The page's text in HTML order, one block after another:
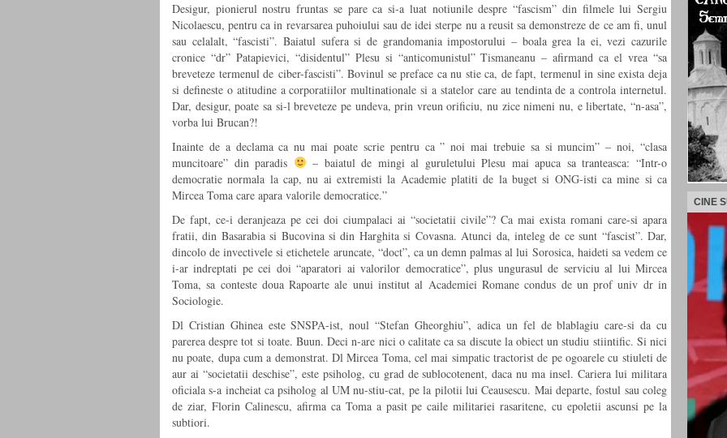
Desigur, pionierul nostru fruntas se pare ca si-a luat notiunile despre “fascism” din filmele lui Sergiu
Nicolaescu, pentru ca in revarsarea puhoiului sau de idei sterpe nu a reusit sa demonstreze de ce am fi, unul
sau celalalt, “fascisti”. Baiatul sufera si de grandomania impostorului – boala grea la ei, vezi cazurile
cronice “dr” Patapievici, “disidentul” Plesu si “anticomunistul” Tismaneanu – afirmand ca el vrea “sa
breveteze termenul de ciber-fascisti”. Bovinul se preface ca nu stie ca, de fapt, termenul in sine exista deja
si defineste o atitudine a corporatiilor multinationale si a statelor care au tendinta de a controla internetul.
Dar, desigur, poate sa si-l breveteze pe undeva, prin vreun orificiu, nu zice nimeni nu, e libertate, “n-asa”,
vorba lui Brucan?!
Inainte de a declama ca nu mai poate scrie pentru ca ” noi mai trebuie sa si muncim” – noi, “clasa
muncitoare” din paradis
– baiatul de mingi al guruletului Plesu mai apuca sa tranteasca: “Intr-o
democratie normala la cap, nu ai extremisti la Academie platiti de la buget si ONG-isti ca mine si ca
Mircea Toma care apara valorile democratice.”
De fapt, ce-i deranjeaza pe cei doi ciumpalaci ai “societatii civile”? Ca mai exista romani care-si apara
fratii, din Basarabia si Bucovina si din Harghita si Covasna. Atunci da, inteleg de ce sunt “fascist”. Dar,
dincolo de invectivele si etichetele aruncate, “doct”, ca un demn palmas al lui Sorosica, haideti sa vedem ce
i-ar indreptati pe cei doi “aparatori ai valorilor democratice”, plus ungurasul de serviciu al lui Mircea
Toma, sa conteste doua Rapoarte ale unui institut al Academiei Romane condus de un prof univ dr in
Sociologie.
Dl Cristian Ghinea este SNSPA-ist, noul “Stefan Gheorghiu”, adica un fel de blablagiu care-si da cu
parerea despre tot si toate. Buun. Deci n-are nici o calitate ca sa discute la obiect un studiu stiintific. Si nici
nu poate, dupa cum a demonstrat. Dl Mircea Toma, cel mai simpatic tractorist de pe ogoarele cu stiuleti de
aur ai “societatii deschise”, este psiholog, cu grad de sublocotenent, daca nu ma insel. Cariera lui militara
oficiala s-a incheiat ca psiholog al UM nu-stiu-cat, pe la pilotii lui Ceausescu. Mai departe, fostul sau coleg
de ziar, Florin Calinescu, afirma ca Toma a pasit pe caile militariei rasaritene, cu epoletii ascunsi pe la
subtiori.
CINE